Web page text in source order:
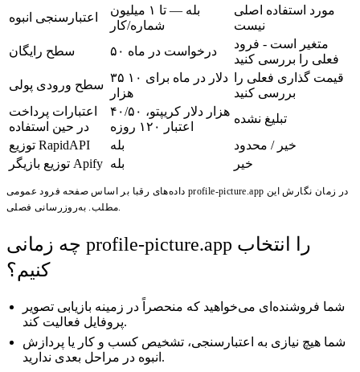
اعتبارسنجی انبوه
بله — تا ۱ میلیون
شماره/کار
مورد استفاده اصلی
نیست
سطح رایگان
۵۰ درخواست در ماه
متغیر است - فرود
فعلی را بررسی کنید
سطح ورودی پولی
۳۵ دلار در ماه برای ۱۰
هزار
قیمت گذاری فعلی را
بررسی کنید
اعتبارات پرداخت
در حین استفاده
۴۰/۵۰ هزار دلار کریپتو،
اعتبار ۱۲۰ روزه
تبلیغ نشده
توزیع RapidAPI
بله
خیر / محدود
توزیع بازیگر Apify بله خیر
داده‌های رقبا بر اساس صفحه فرود عمومی profile-picture.app در زمان نگارش این
مطلب. به‌روزرسانی فصلی.
چه زمانی profile-picture.app را انتخاب
کنیم؟
شما فروشنده‌ای می‌خواهید که منحصراً در زمینه بازیابی تصویر
پروفایل فعالیت کند.
شما هیچ نیازی به اعتبارسنجی، تشخیص کسب و کار یا پردازش
انبوه در مراحل بعدی ندارید.